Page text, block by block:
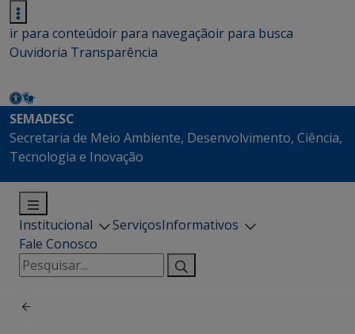
ir para conteúdoir para navegaçãoir para busca
Ouvidoria Transparência
SEMADESC
Secretaria de Meio Ambiente, Desenvolvimento, Ciência,
Tecnologia e Inovação
Institucional ServiçosInformativos
Fale Conosco
Pesquisar
por: